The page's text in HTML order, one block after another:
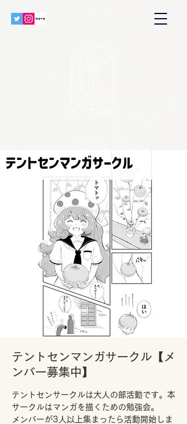
テントセンマンガサークル【メ
ンバー募集中】
テントセンサークルは大人の部活動です。本
サークルはマンガを描くための勉強会。
メンバーが3人以上集まったら活動開始しま